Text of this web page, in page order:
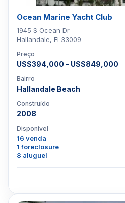
Ocean Marine Yacht Club
1945 S Ocean Dr
Hallandale, Fl 33009
Preço
US$394,000 – US$849,000
Bairro
Hallandale Beach
Construído
2008
Disponível
16 venda
1 foreclosure
8 aluguel